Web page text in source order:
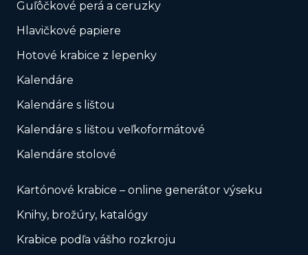
Guľôčkové perá a ceruzky
Hlavičkové papiere
Hotové krabice z lepenky
Kalendáre
Kalendáre s lištou
Kalendáre s lištou veľkoformátové
Kalendáre stolové
Kartónové krabice – online generátor výseku
Knihy, brožúry, katalógy
Krabice podľa vášho rozkroju